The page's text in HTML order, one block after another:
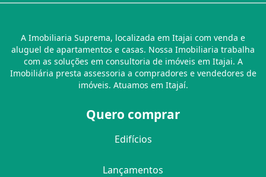
A Imobiliaria Suprema, localizada em Itajai com venda e
aluguel de apartamentos e casas. Nossa Imobiliaria trabalha
com as soluções em consultoria de imóveis em Itajai. A
Imobiliária presta assessoria a compradores e vendedores de
imóveis. Atuamos em Itajaí.
Quero comprar
Edifícios
Lançamentos